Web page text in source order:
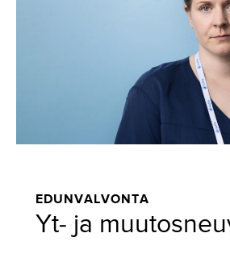
EDUNVALVONTA
Yt- ja